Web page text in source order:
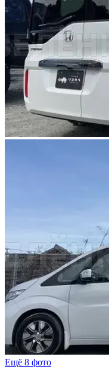
Ещё 8 фото